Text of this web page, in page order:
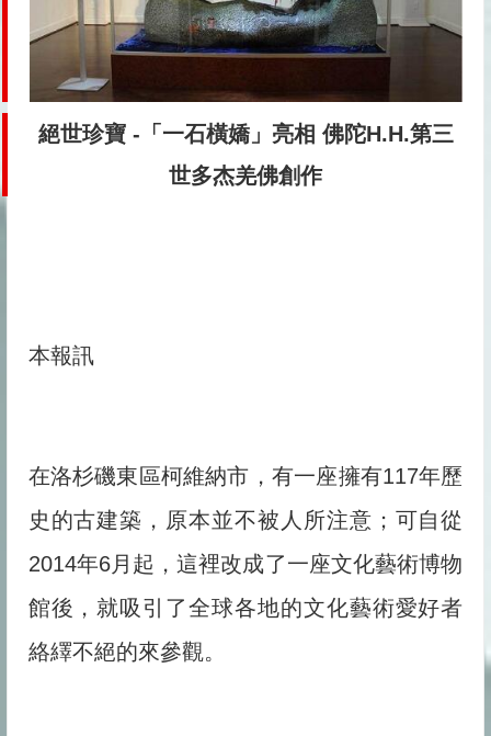
絕世珍寶 -「一石橫嬌」亮相 佛陀H.H.第三
世多杰羌佛創作
本報訊
在洛杉磯東區柯維納市，有一座擁有117年歷
史的古建築，原本並不被人所注意；可自從
2014年6月起，這裡改成了一座文化藝術博物
館後，就吸引了全球各地的文化藝術愛好者
絡繹不絕的來參觀。